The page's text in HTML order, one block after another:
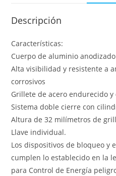
Descripción
Características:
Cuerpo de aluminio anodizado
Alta visibilidad y resistente a
corrosivos
Grillete de acero endurecido
Sistema doble cierre con
Altura de 32 milímetros de
Llave individual.
Los dispositivos de bloqueo y
cumplen lo establecido en la
para Control de Energía